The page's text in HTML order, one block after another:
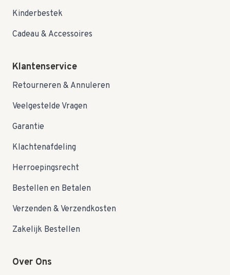
Kinderbestek
Cadeau & Accessoires
Klantenservice
Retourneren & Annuleren
Veelgestelde Vragen
Garantie
Klachtenafdeling
Herroepingsrecht
Bestellen en Betalen
Verzenden & Verzendkosten
Zakelijk Bestellen
Over Ons